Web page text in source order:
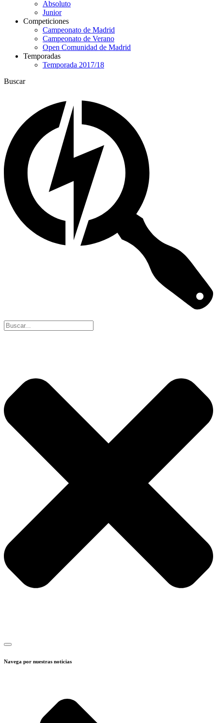
Absoluto
Junior
Competiciones
Campeonato de Madrid
Campeonato de Verano
Open Comunidad de Madrid
Temporadas
Temporada 2017/18
Buscar
Navega por nuestras noticias